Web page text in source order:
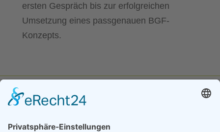
ersten Gespräch bis zur erfolgreichen
Umsetzung eines passgenauen BGF-
Konzepts.